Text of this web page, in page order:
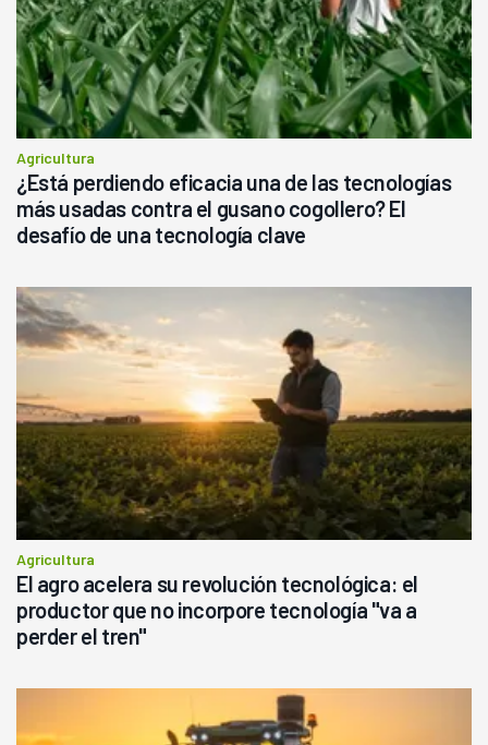
Agricultura
¿Está perdiendo eficacia una de las tecnologías
más usadas contra el gusano cogollero? El
desafío de una tecnología clave
Agricultura
El agro acelera su revolución tecnológica: el
productor que no incorpore tecnología "va a
perder el tren"